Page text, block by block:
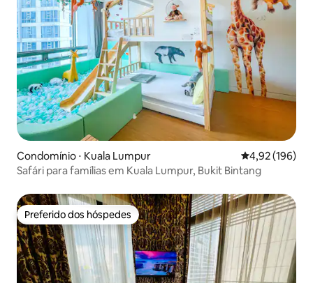
Condomínio ⋅ Kuala Lumpur 4,92 de uma
4,92 (196)
Safári para famílias em Kuala Lumpur, Bukit Bintang
Preferido dos hóspedes
Preferido dos hóspedes